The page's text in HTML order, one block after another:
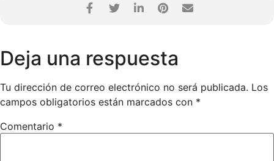
Deja una respuesta
Tu dirección de correo electrónico no será publicada. Los
campos obligatorios están marcados con *
Comentario *